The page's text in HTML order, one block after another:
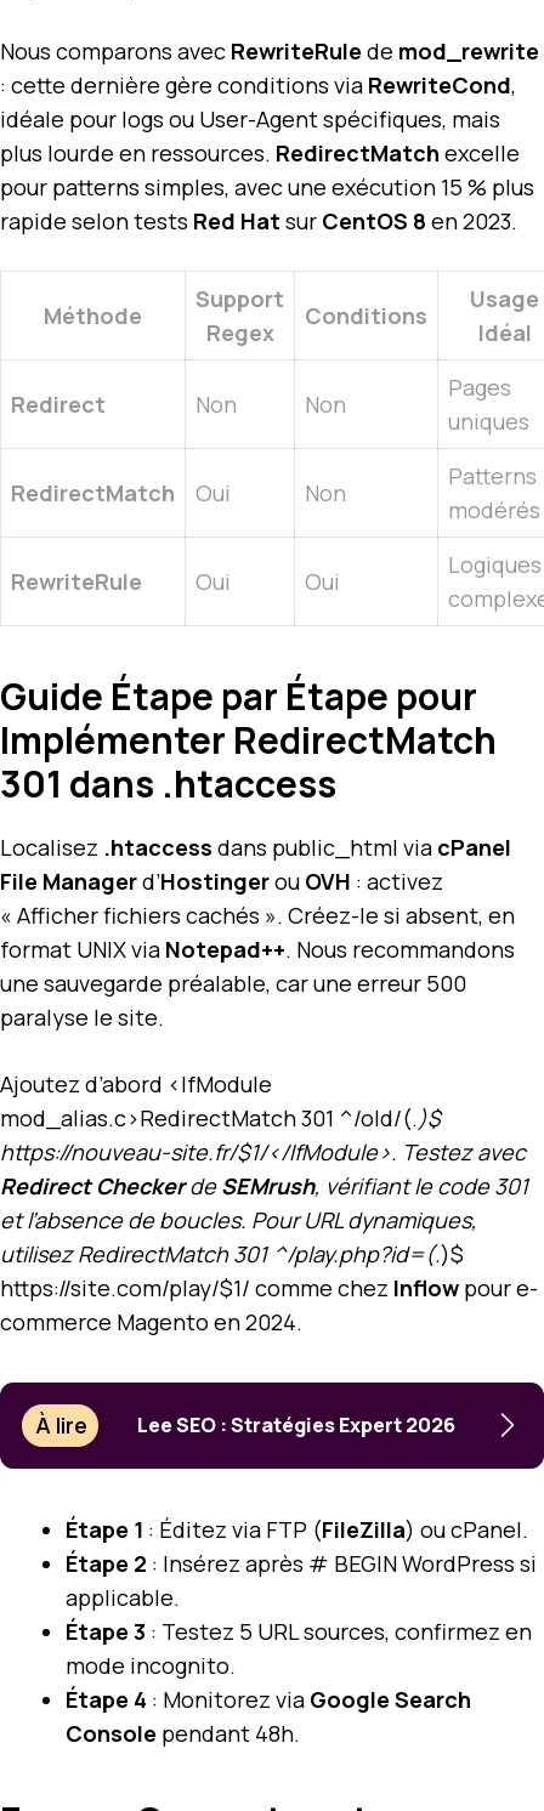
Nous comparons avec RewriteRule de mod_rewrite
: cette dernière gère conditions via RewriteCond,
idéale pour logs ou User-Agent spécifiques, mais
plus lourde en ressources. RedirectMatch excelle
pour patterns simples, avec une exécution 15 % plus
rapide selon tests Red Hat sur CentOS 8 en 2023.
Méthode
Support
Regex
Conditions
Usage
Idéal
Redirect Non Non
Pages
uniques
RedirectMatch Oui Non
Patterns
modérés
RewriteRule Oui Oui
Logiques
Guide Étape par Étape pour
Implémenter RedirectMatch
301 dans .htaccess
Localisez .htaccess dans public_html via cPanel
File Managerd’Hostingerou OVH : activez
« Afficher fichiers cachés ». Créez-le si absent, en
format UNIX via Notepad++. Nous recommandons
une sauvegarde préalable, car une erreur 500
paralyse le site.
Ajoutez d’abord <IfModule
mod_alias.c>RedirectMatch 301 ^/old/(. )$
https://nouveau-site.fr/$1/</IfModule>. Testez avec
Redirect CheckerdeSEMrush, vérifiant le code 301
et l’absence de boucles. Pour URL dynamiques,
utilisez RedirectMatch 301 ^/play.php?id=(.)$
https://site.com/play/$1/ comme chez Inflow pour e-
commerce Magento en 2024.
À lire Lee SEO : Stratégies Expert 2026
Étape 1 : Éditez via FTP (FileZilla) ou cPanel.
Étape 2 : Insérez après # BEGIN WordPress si
applicable.
Étape 3 : Testez 5 URL sources, confirmez en
mode incognito.
Étape 4 : Monitorez via Google Search
Console pendant 48h.